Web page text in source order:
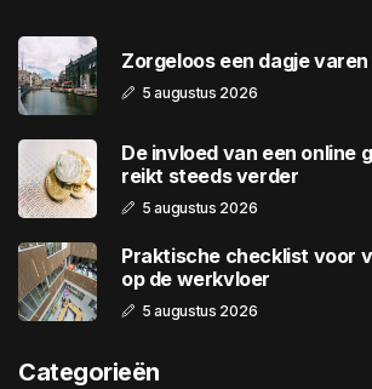
Zorgeloos een dagje
5 augustus 2026
De invloed van een online
reikt steeds verder
5 augustus 2026
Praktische checklist voor
op de werkvloer
5 augustus 2026
Categorieën